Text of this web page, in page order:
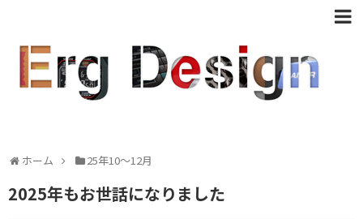
ホーム 25年10〜12月
2025年もお世話になりました